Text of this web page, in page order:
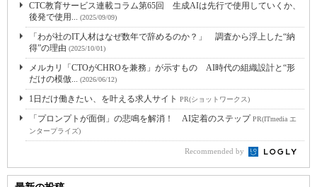
CTC教育サービス連載コラム第65回 生成AIは先行で使用していくか、
後発で使用... (2025/09/09)
「わが社のIT人材はなぜ数年で辞めるのか？」 調査から浮上した“納
得”の理由 (2025/10/01)
メルカリ「CTOがCHROを兼務」が示すもの AI時代の組織設計と“形
だけの模倣... (2026/06/12)
1日だけ働きたい、を叶える求人サイト PR(ショットワークス)
「プロンプトが面倒」の悲鳴を解消！ AI定着のステップPR(ITmedia エ
ンタープライズ)
Recommended by